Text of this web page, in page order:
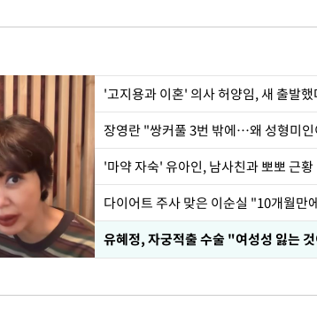
'고지용과 이혼' 의사 허양임, 새 출발했
'마약 자숙' 유아인, 남사친과 뽀뽀 근황
유혜정, 자궁적출 수술 "여성성 잃는